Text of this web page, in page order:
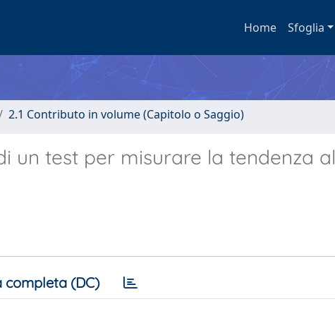
Home Sfoglia
2.1 Contributo in volume (Capitolo o Saggio)
un test per misurare la tendenza al
completa (DC)